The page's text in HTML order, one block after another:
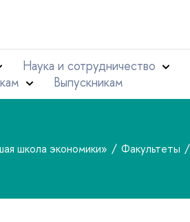
Наука и сотрудничество
Выпускникам
школа экономики» Факультеты